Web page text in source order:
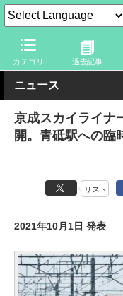
カテゴリ 過去記事
トラベル Watch 地域
ニュース
京成スカイライナ
開。青砥駅への臨
リスト
2021年10月1日 発表